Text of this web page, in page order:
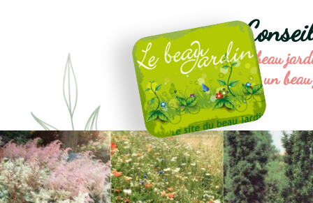
Le beau
un